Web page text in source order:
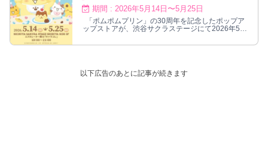
期間 : 2026年5月14日〜5月25日
「ポムポムプリン」の30周年を記念したポップア
ップストアが、渋谷サクラステージにて2026年5月
以下広告のあとに記事が続きます